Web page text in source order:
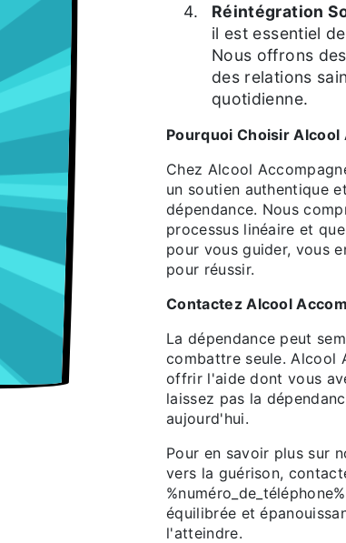
Réintégration
il est essentiel
Nous offrons
des relations
quotidienne.
Pourquoi Choisir
Chez Alcool
un soutien authentique
dépendance. Nous
processus linéaire et
pour vous guider, vous
pour réussir.
Contactez Alcool
La dépendance peut
combattre seule. Alcool
offrir l'aide dont vous
laissez pas la
aujourd'hui.
Pour en savoir plus sur
vers la guérison,
équilibrée et
l'atteindre.